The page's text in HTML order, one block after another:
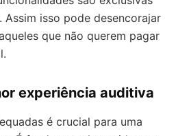
Assim isso pode desencorajar
que não querem pagar
experiência auditiva
é crucial para uma